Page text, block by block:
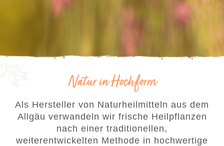
Natur in Hochform
Als Hersteller von Naturheilmitteln aus dem
Allgäu verwandeln wir frische Heilpflanzen
nach einer traditionellen,
weiterentwickelten Methode in hochwertige